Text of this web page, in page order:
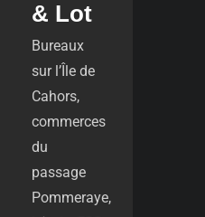
& Lot
Bureaux
sur l’Île de
Cahors,
commerces
du
passage
Pommeraye,